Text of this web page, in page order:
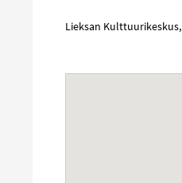
Lieksan Kulttuurikeskus,